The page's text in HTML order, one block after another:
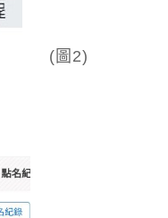
(圖2)